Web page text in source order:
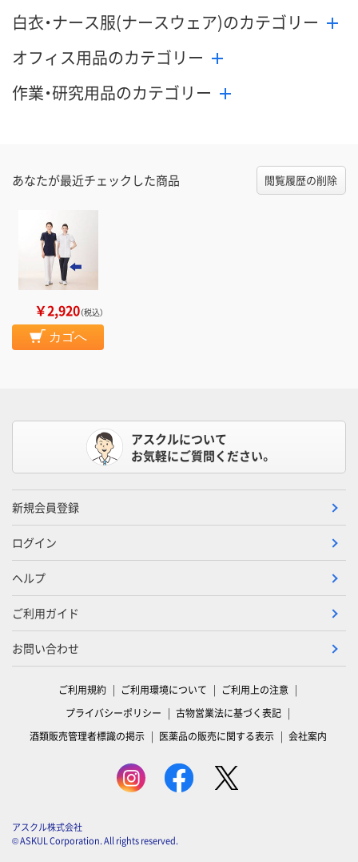
白衣・ナース服(ナースウェア)のカテゴリー
オフィス用品のカテゴリー
作業・研究用品のカテゴリー
あなたが最近チェックした商品 閲覧履歴の削除
￥2,920（税込）
カゴへ
アスクルについて
お気軽にご質問ください。
新規会員登録
ログイン
ヘルプ
ご利用ガイド
お問い合わせ
ご利用規約 ご利用環境について
ご利用上の注意
プライバシーポリシー
古物営業法に基づく表記
酒類販売管理者標識の掲示
医薬品の販売に関する表示 会社案内
アスクル株式会社
© ASKUL Corporation. All rights reserved.